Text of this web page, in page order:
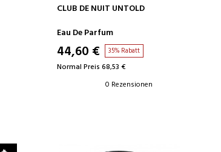
IN DEN WARENKORB
CLUB DE NUIT UNTOLD
Eau De Parfum
44,60 € 35% Rabatt
Normal Preis 68,53 €
0 Rezensionen